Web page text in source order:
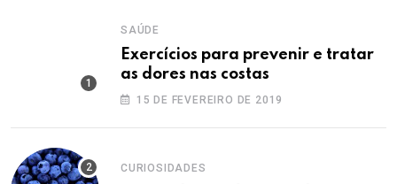
SAÚDE
Exercícios para prevenir e tratar
as dores nas costas
15 DE FEVEREIRO DE 2019
CURIOSIDADES